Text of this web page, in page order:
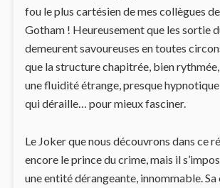
fou le plus cartésien de mes collègues
Gotham ! Heureusement que les sortie
demeurent savoureuses en toutes
que la structure chapitrée, bien
une fluidité étrange, presque
qui déraille… pour mieux fasciner.
Le Joker que nous découvrons dans ce
encore le prince du crime, mais il
une entité dérangeante, innommable.